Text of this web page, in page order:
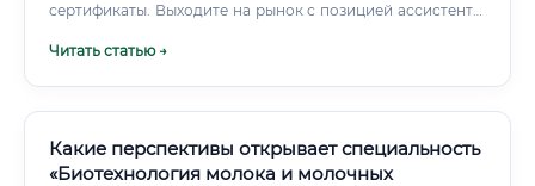
сертификаты. Выходите на рынок с позицией ассистента/
Читать статью →
Какие перспективы открывает специальность
«Биотехнология молока и молочных